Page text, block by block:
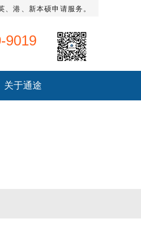
港、新本硕申请服务。
9019
关于通途